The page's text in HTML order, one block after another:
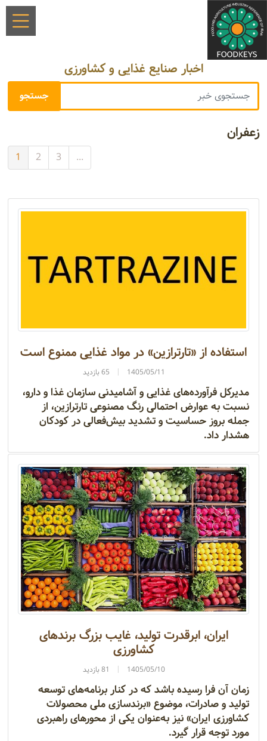
اخبار صنایع غذایی و کشاورزی
زعفران
1 2 3 ...
استفاده از «تارترازین» در مواد غذایی ممنوع است
1405/05/11 65 بازدید
مدیرکل فرآورده‌های غذایی و آشامیدنی سازمان غذا و دارو،
نسبت به عوارض احتمالی رنگ مصنوعی تارترازین، از
جمله بروز حساسیت و تشدید بیش‌فعالی در کودکان
هشدار داد.
ایران، ابرقدرت تولید، غایب بزرگ برندهای
کشاورزی
1405/05/10 81 بازدید
زمان آن فرا رسیده باشد که در کنار برنامه‌های توسعه
تولید و صادرات، موضوع «برندسازی ملی محصولات
کشاورزی ایران» نیز به‌عنوان یکی از محورهای راهبردی
مورد توجه قرار گیرد.